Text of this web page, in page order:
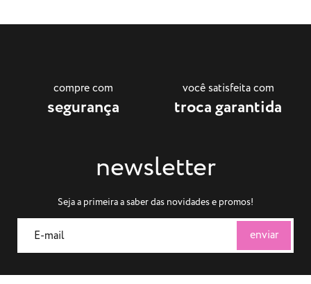
compre com
segurança
você satisfeita com
troca garantida
newsletter
Seja a primeira a saber das novidades e promos!